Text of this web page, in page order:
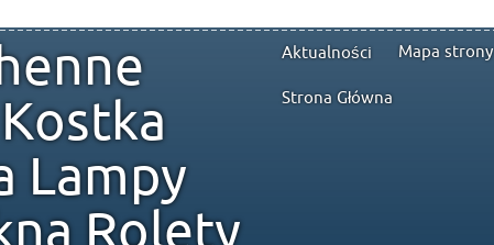
Aktualności Mapa strony
Strona Główna
Lampy
Rolety